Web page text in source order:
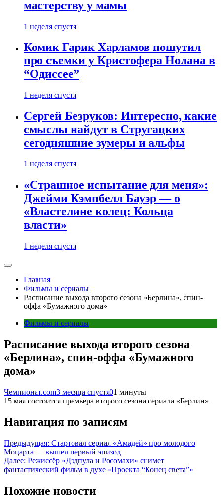
мастерству у мамы
1 неделя спустя
Комик Гарик Харламов пошутил
про съемки у Кристофера Нолана в
“Одиссее”
1 неделя спустя
Сергей Безруков: Интересно, какие
смыслы найдут в Стругацких
сегодняшние зумеры и альфы
1 неделя спустя
«Страшное испытание для меня»:
Джейми Кэмпбелл Бауэр — о
«Властелине колец: Кольца
власти»
1 неделя спустя
Главная
Фильмы и сериалы
Расписание выхода второго сезона «Берлина», спин-
оффа «Бумажного дома»
Фильмы и сериалы
Расписание выхода второго сезона
«Берлина», спин-оффа «Бумажного
дома»
Чемпионат.com3 месяца спустя01 минуты
15 мая состоится премьера второго сезона сериала «Берлин».
Навигация по записям
Предыдущая: Стартовал сериал «Амадей» про молодого
Моцарта — вышел первый эпизод
Далее: Режиссёр «Дэдпула и Росомахи» снимет
фантастический фильм в духе «Проекта “Конец света”»
Похожие новости